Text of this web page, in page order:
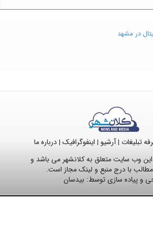
در مشهد
تبلیغات |آرشیو | اینفوگرافیک |درباره ما
وب سایت متعلق به کلانشهر می باشد و
مطالب با درج منبع و لینک مجاز است.
و پیاده سازی توسط: بیدسان